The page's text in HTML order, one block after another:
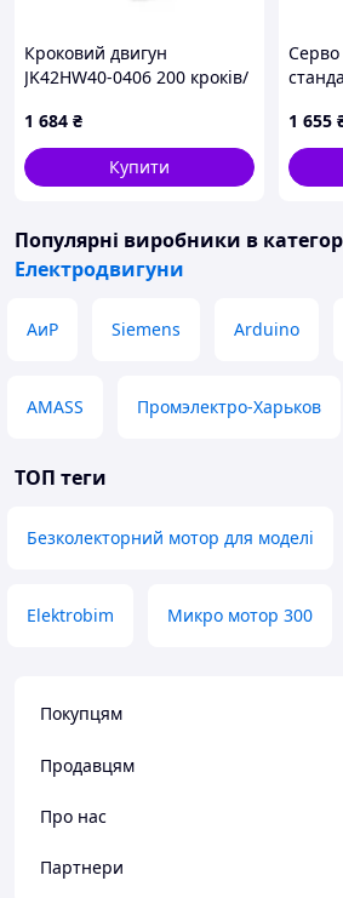
Кроковий двигун
JK42HW40-0406 200 кроків/
1 684 ₴
Купити
Серво
1 655
Популярні виробники в
Електродвигуни
АиР Siemens Arduino
AMASS Промэлектро-Харьков
ТОП теги
Безколекторний мотор для моделі
Elektrobim Микро мотор 300
Покупцям
Продавцям
Про нас
Партнери